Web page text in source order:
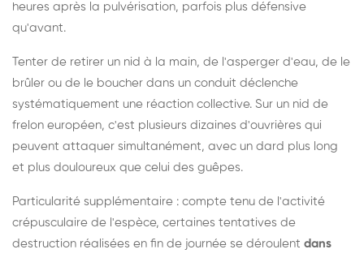
heures après la pulvérisation, parfois plus défensive
qu'avant.
Tenter de retirer un nid à la main, de l'asperger d'eau, de le
brûler ou de le boucher dans un conduit déclenche
systématiquement une réaction collective. Sur un nid de
frelon européen, c'est plusieurs dizaines d'ouvrières qui
peuvent attaquer simultanément, avec un dard plus long
et plus douloureux que celui des guêpes.
Particularité supplémentaire : compte tenu de l'activité
crépusculaire de l'espèce, certaines tentatives de
destruction réalisées en fin de journée se déroulent dans